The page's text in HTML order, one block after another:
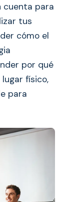
cuenta para
tus
cómo el
por qué
físico,
para